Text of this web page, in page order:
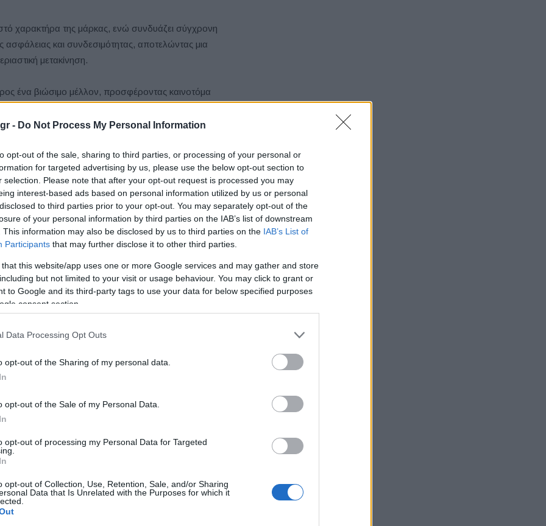
- Do Not Process My Personal Information
opt-out of the sale, sharing to third parties, or processing of your personal or
for targeted advertising by us, please use the below opt-out section to
selection. Please note that after your opt-out request is processed you may
interest-based ads based on personal information utilized by us or personal
to third parties prior to your opt-out. You may separately opt-out of the
of your personal information by third parties on the IAB’s list of downstream
This information may also be disclosed by us to third parties on the IAB’s List of
Participants that may further disclose it to other third parties.
that this website/app uses one or more Google services and may gather and store
but not limited to your visit or usage behaviour. You may click to grant or
to Google and its third-party tags to use your data for below specified purposes
consent section.
Data Processing Opt Outs
opt-out of the Sharing of my personal data.
opt-out of the Sale of my Personal Data.
opt-out of processing my Personal Data for Targeted
opt-out of Collection, Use, Retention, Sale, and/or Sharing
Data that Is Unrelated with the Purposes for which it
χαρακτήρα της μάρκας, ενώ συνδυάζει σύγχρονη
ασφάλειας και συνδεσιμότητας, αποτελώντας μια
μετακίνηση.
ένα βιώσιμο μέλλον, προσφέροντας καινοτόμα
σήμερα.
το οποίο καθιστά την πλήρως ηλεκτρική
πρώτο ευρωπαϊκής σχεδίασης και κατασκευής,
επιζητούν τα πλεονεκτήματα των μηδενικών εκπομπών
και σχεδιασμένη αποκλειστικά για ηλεκτρικά (BEV),
LFP (Lithium Ferro Phosphate) για να προσφέρει έως